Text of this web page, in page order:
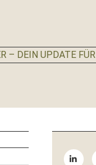
– DEIN UPDATE